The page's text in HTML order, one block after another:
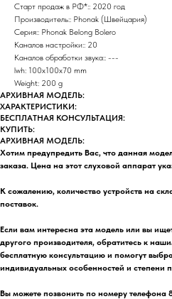
Старт продаж в РФ*:: 2020 год
Производитель:: Phonak (Швейцария)
Серия:: Phonak Belong Bolero
Каналов настройки:: 20
Каналов обработки звука:: ---
lwh: 100x100x70 mm
Weight: 200 g
АРХИВНАЯ МОДЕЛЬ:
ХАРАКТЕРИСТИКИ:
БЕСПЛАТНАЯ КОНСУЛЬТАЦИЯ:
КУПИТЬ:
АРХИВНАЯ МОДЕЛЬ:
Хотим предупредить Вас, что данная
заказа. Цена на этот слуховой аппарат
К сожалению, количество устройств на
поставок.
Если вам интересна эта модель или вы
другого производителя, обратитесь к
бесплатную консультацию и помогут
индивидуальных особенностей и степени
Вы можете позвонить по номеру телефона